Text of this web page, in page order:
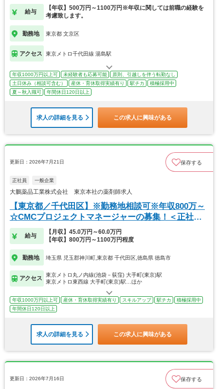
給与
【年収】500万円～1100万円※年収に関しては前職の経験を
考慮致します。
勤務地 東京都 文京区
アクセス 東京メトロ千代田線 湯島駅
年収1000万円以上可 未経験者も応募可能
原則、引越しを伴う転勤なし
土日休み（相談可含む）
産休・育休取得実績有り 駅チカ
積極採用中
夏～秋入職可
年間休日120日以上
求人の詳細を見る この求人に興味がある
更新日：2026年7月21日 保存する
正社員 一般企業
大鵬薬品工業株式会社 東京本社の薬剤師求人
【東京都／千代田区】※勤務地相談可※年収800万～
☆CMCプロジェクトマネージャーの募集！＜正社員
＞
給与
【月収】45.0万円～60.0万円
【年収】800万円～1100万円程度
勤務地 埼玉県 児玉郡神川町,東京都 千代田区,徳島県 徳島市
アクセス
東京メトロ丸ノ内線(池袋－荻窪) 大手町(東京)駅
東京メトロ東西線 大手町(東京)駅…ほか
年収1000万円以上可 産休・育休取得実績有り スキルアップ 駅チカ
積極採用中
年間休日120日以上
求人の詳細を見る この求人に興味がある
更新日：2026年7月16日 保存する